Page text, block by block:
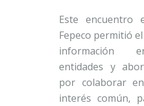
Este encuentro
Fepeco permitió
información
entidades y
por colaborar
interés común,